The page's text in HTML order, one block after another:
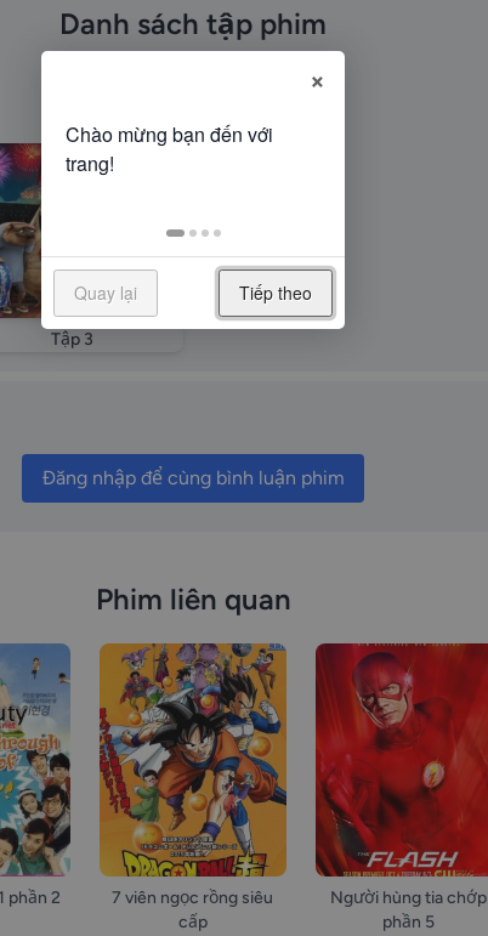
Danh sách tập phim
Thuyết minh
Tập 3
Đăng nhập để cùng bình luận phim
Phim liên quan
phần 2
7 viên ngọc rồng siêu
cấp
Người hùng tia chớp
phần 5
×
Quay lại Tiếp theo